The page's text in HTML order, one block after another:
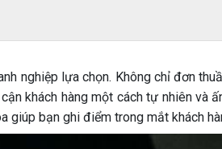
nghiệp lựa chọn. Không chỉ đơn
khách hàng một cách tự nhiên và
giúp bạn ghi điểm trong mắt khách